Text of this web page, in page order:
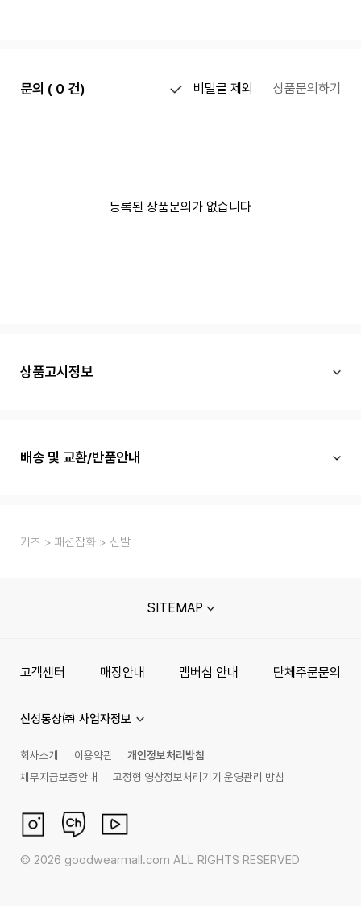
문의 ( 0 건) 비밀글 제외 상품문의하기
등록된 상품문의가 없습니다
상품고시정보
배송 및 교환/반품안내
키즈 패션잡화 신발
SITEMAP
고객센터 매장안내 멤버십 안내 단체주문문의
신성통상㈜ 사업자정보
회사소개 이용약관
개인정보처리방침
채무지급보증안내
고정형 영상정보처리기기 운영관리 방침
© 2026 goodwearmall.com ALL RIGHTS RESERVED